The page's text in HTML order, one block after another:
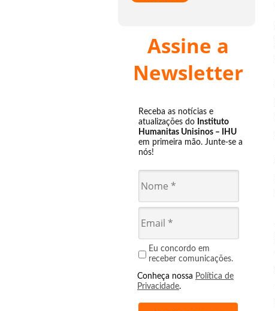
Assine a
Newsletter
Receba as notícias e
atualizações do Instituto
Humanitas Unisinos – IHU
em primeira mão. Junte-se a
nós!
Eu concordo em
receber comunicações.
Conheça nossa Política de
Privacidade.